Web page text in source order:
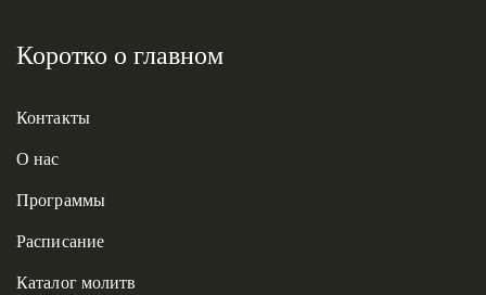
Коротко о главном
Контакты
О нас
Программы
Расписание
Каталог молитв